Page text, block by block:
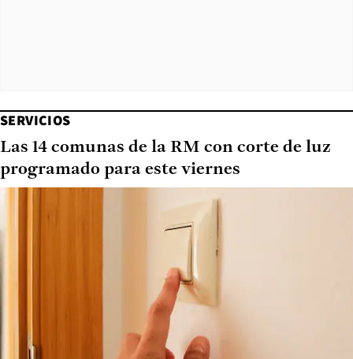
SERVICIOS
Las 14 comunas de la RM con corte de luz
programado para este viernes